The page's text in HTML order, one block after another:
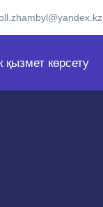
қызмет көрсету